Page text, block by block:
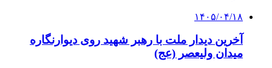
۱۴۰۵/۰۴/۱۸
آخرین دیدار ملت با رهبر شهید روی دیوارنگاره
میدان ولیعصر (عج)